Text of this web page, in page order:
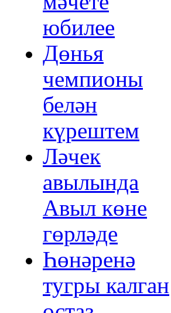
юбилее
Дөнья
чемпионы
белән
күрештем
Ләчек
авылында
Авыл көне
гөрләде
Һөнәренә
тугры калган